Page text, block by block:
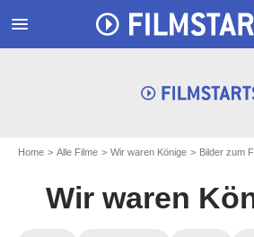
menu
Home Alle Filme Wir waren Könige Bilder zum
Wir waren